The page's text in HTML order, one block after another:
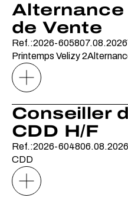
Alternance
de Vente
Ref.:2026-605807.08.2026
Printemps Velizy 2
Conseiller
CDD H/F
Ref.:2026-604806.08.2026
CDD